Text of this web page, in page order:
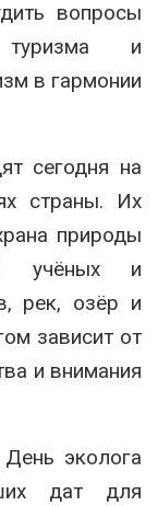
вопросы
туризма и
в гармонии
сегодня на
страны. Их
природы
учёных и
рек, озёр и
зависит от
и внимания
эколога
дат для